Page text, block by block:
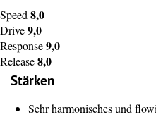
Speed 8,0
Drive9,0
Response9,0
Release8,0
Stärken
Sehr harmonisches und